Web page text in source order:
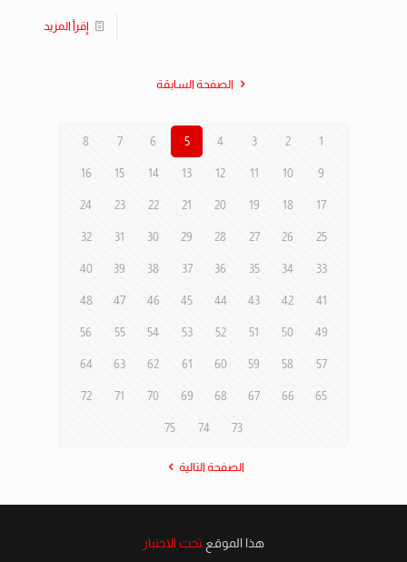
إقرأ المزيد
الصفحة السابقة
1
2
3
4
5
6
7
8
9
10
11
12
13
14
15
16
17
18
19
20
21
22
23
24
25
26
27
28
29
30
31
32
33
34
35
36
37
38
39
40
41
42
43
44
45
46
47
48
49
50
51
52
53
54
55
56
57
58
59
60
61
62
63
64
65
66
67
68
69
70
71
72
73
74
75
الصفحة التالية
هذا الموقع تحت الاختبار